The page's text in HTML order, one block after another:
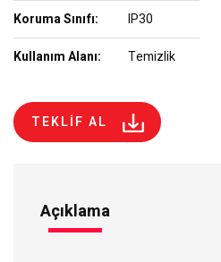
Koruma Sınıfı:
IP30
Kullanım Alanı:
Temizlik
TEKLİF AL
Açıklama